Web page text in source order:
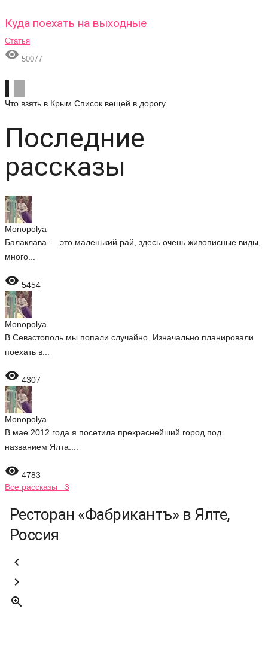
Куда поехать на выходные
Статья
 50077
Что взять в Крым Список вещей в дорогу
Последние
рассказы
Monopolya
Балаклава — это маленький рай, здесь очень живописные виды,
много...
 5454
Monopolya
В Севастополь мы попали случайно. Изначально планировали
поехать в...
 4307
Monopolya
В мае 2012 года я посетила прекраснейший город под
названием Ялта....
 4783
Все рассказы 3
Ресторан «Фабрикантъ» в Ялте,
Россия


